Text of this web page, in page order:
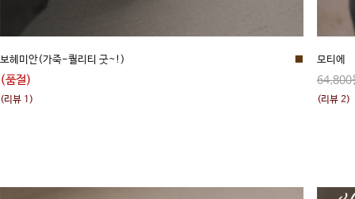
보헤미안(가죽-퀄리티 굿~!)
(품절)
(리뷰 1)
모티에
64,800
(리뷰 2)